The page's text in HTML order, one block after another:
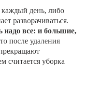
день, либо
разворачиваться.
надо все: и большие,
после удаления
считается уборка